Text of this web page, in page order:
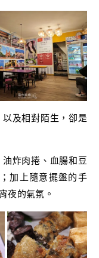
以及相對陌生，卻是
炸肉捲、血腸和豆
加上隨意擺盤的手
夜的氣氛。